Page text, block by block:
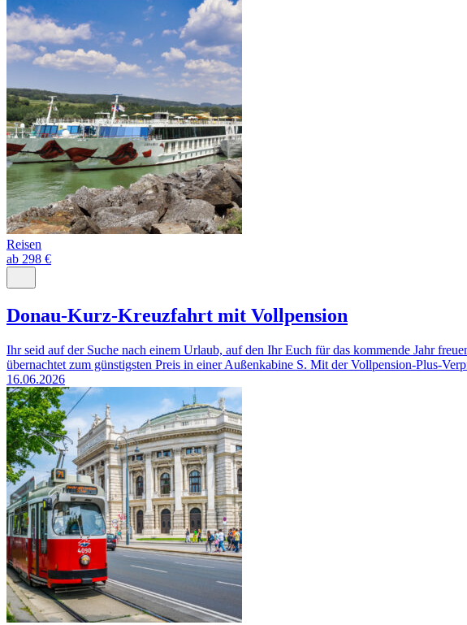
Reisen
ab 298 €
Donau-Kurz-Kreuzfahrt mit Vollpension
Ihr seid auf der Suche nach einem Urlaub, auf den Ihr Euch für das kommende Jahr
übernachtet zum günstigsten Preis in einer Außenkabine S. Mit der Vollpension-Plus-
16.06.2026